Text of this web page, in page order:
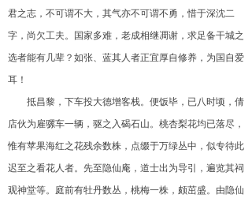
君之志，不可谓不大，其气亦不可谓不勇，惜于深沈二
字，尚欠工夫。国家多难，老成相继凋谢，求足备干城之
选者能有几辈？如张、蓝其人者正宜厚自修养，为国自爱
耳！
抵昌黎，下车投大德增客栈。便饭毕，已八时顷，倩
店伙为雇骡车一辆，驱之入碣石山。桃杏梨花均已落尽，
惟有苹果海红之花残余数株，点缀于万绿丛中，似专待此
迟至之看花人者。先至隐仙庵，道士出为导引，遍览其祠
观神堂等。庭前有牡丹数丛，桃梅一株，颇茁盛。由隐仙